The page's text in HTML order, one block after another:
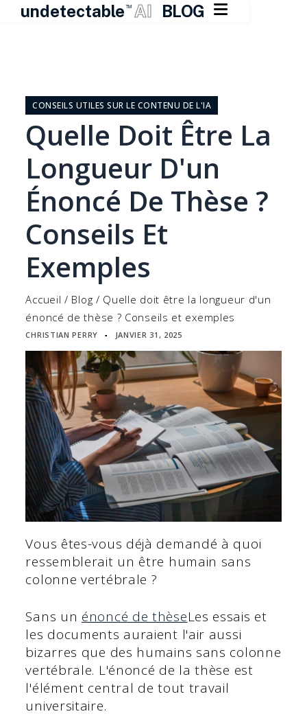
undetectable TM AI BLOG 
contentCONSEILS UTILES SUR LE CONTENU DE L'IA
Quelle Doit Être La
Longueur D'un
Énoncé De Thèse ?
Conseils Et
Exemples
Accueil / Blog / Quelle doit être la longueur d'un
énoncé de thèse ? Conseils et exemples
CHRISTIAN PERRY ▪ JANVIER 31, 2025
Vous êtes-vous déjà demandé à quoi
ressemblerait un être humain sans
colonne vertébrale ?
Sans un énoncé de thèseLes essais et
les documents auraient l'air aussi
bizarres que des humains sans colonne
vertébrale. L'énoncé de la thèse est
l'élément central de tout travail
universitaire.